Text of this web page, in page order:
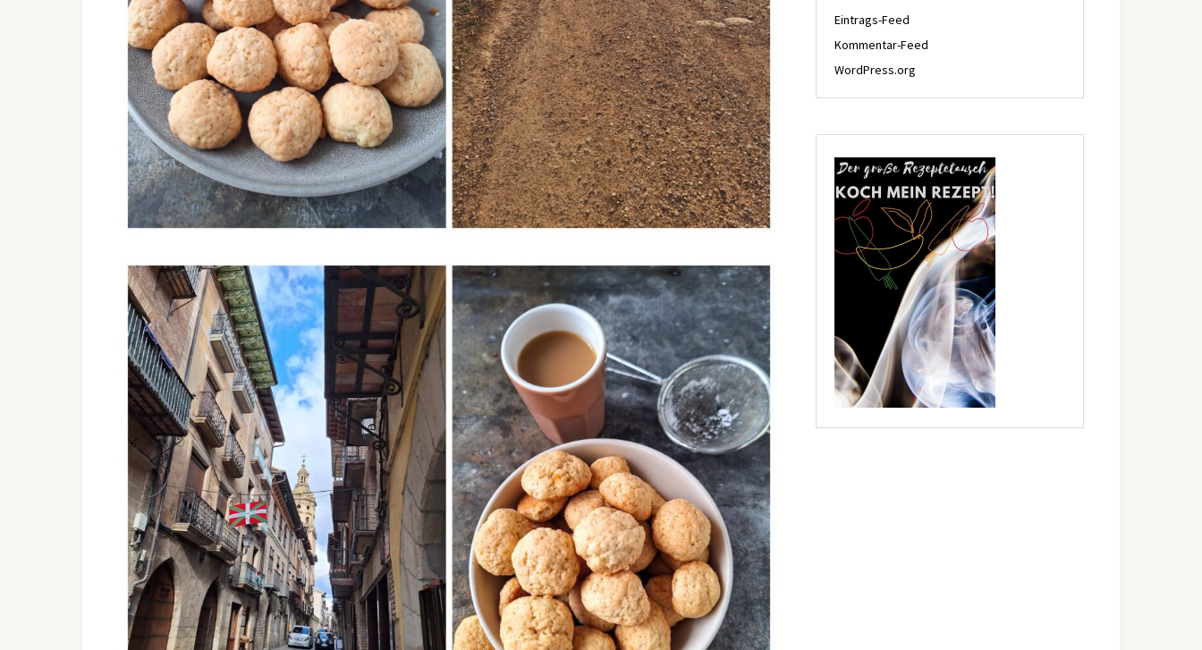
Eintrags-Feed
Kommentar-Feed
WordPress.org